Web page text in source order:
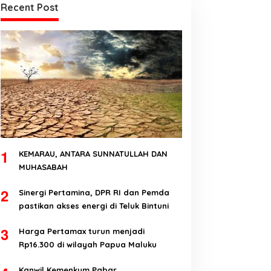
Recent Post
1
KEMARAU, ANTARA SUNNATULLAH DAN
MUHASABAH
2
Sinergi Pertamina, DPR RI dan Pemda
pastikan akses energi di Teluk Bintuni
3
Harga Pertamax turun menjadi
Rp16.300 di wilayah Papua Maluku